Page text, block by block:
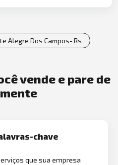
Alegre Dos Campos- Rs
vende e pare de
chave
que sua empresa